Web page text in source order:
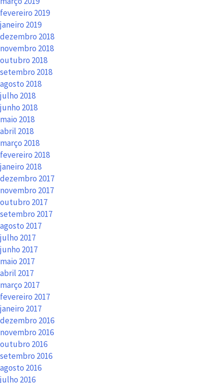
fevereiro 2019
janeiro 2019
dezembro 2018
novembro 2018
outubro 2018
setembro 2018
agosto 2018
julho 2018
junho 2018
maio 2018
abril 2018
março 2018
fevereiro 2018
janeiro 2018
dezembro 2017
novembro 2017
outubro 2017
setembro 2017
agosto 2017
julho 2017
junho 2017
maio 2017
abril 2017
março 2017
fevereiro 2017
janeiro 2017
dezembro 2016
novembro 2016
outubro 2016
setembro 2016
agosto 2016
julho 2016